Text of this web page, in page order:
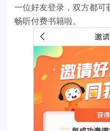
一位好友登录，双方都可
畅听付费书籍啦。